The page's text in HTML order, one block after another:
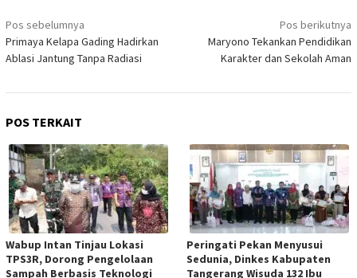
Navigasi
pos
Pos sebelumnya
Primaya Kelapa Gading Hadirkan
Ablasi Jantung Tanpa Radiasi
Pos berikutnya
Maryono Tekankan Pendidikan
Karakter dan Sekolah Aman
POS TERKAIT
Wabup Intan Tinjau Lokasi
TPS3R, Dorong Pengelolaan
Sampah Berbasis Teknologi
Peringati Pekan Menyusui
Sedunia, Dinkes Kabupaten
Tangerang Wisuda 132 Ibu